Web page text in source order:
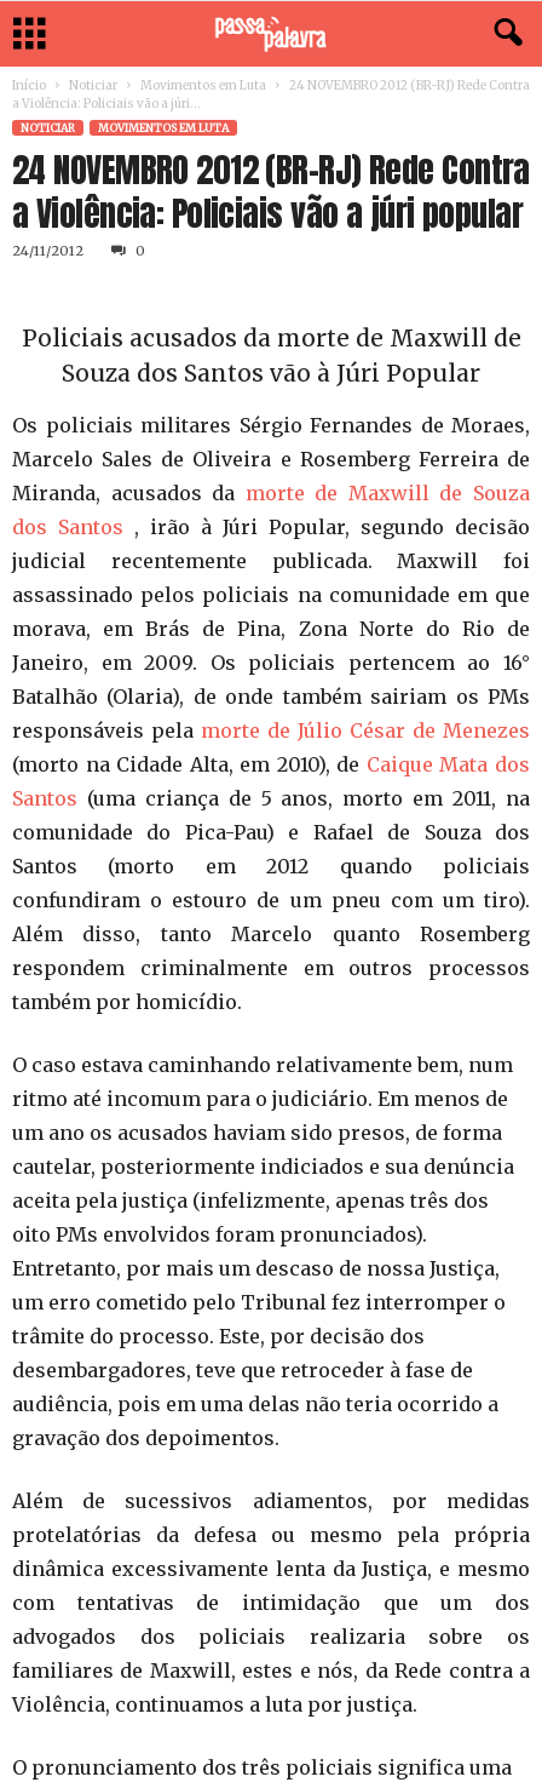
Início Noticiar Movimentos em Luta
24 NOVEMBRO 2012 (BR-RJ) Rede Contra
a Violência: Policiais vão a júri...
NOTICIAR MOVIMENTOS EM LUTA
24 NOVEMBRO 2012 (BR-RJ) Rede Contra
a Violência: Policiais vão a júri popular
24/11/2012 0
Policiais acusados da morte de Maxwill de
Souza dos Santos vão à Júri Popular
Os policiais militares Sérgio Fernandes de Moraes,
Marcelo Sales de Oliveira e Rosemberg Ferreira de
Miranda, acusados da morte de Maxwill de Souza
dos Santos , irão à Júri Popular, segundo decisão
judicial recentemente publicada. Maxwill foi
assassinado pelos policiais na comunidade em que
morava, em Brás de Pina, Zona Norte do Rio de
Janeiro, em 2009. Os policiais pertencem ao 16°
Batalhão (Olaria), de onde também sairiam os PMs
responsáveis pela morte de Júlio César de Menezes
(morto na Cidade Alta, em 2010), de Caique Mata dos
Santos (uma criança de 5 anos, morto em 2011, na
comunidade do Pica-Pau) e Rafael de Souza dos
Santos (morto em 2012 quando policiais
confundiram o estouro de um pneu com um tiro).
Além disso, tanto Marcelo quanto Rosemberg
respondem criminalmente em outros processos
também por homicídio.
O caso estava caminhando relativamente bem, num
ritmo até incomum para o judiciário. Em menos de
um ano os acusados haviam sido presos, de forma
cautelar, posteriormente indiciados e sua denúncia
aceita pela justiça (infelizmente, apenas três dos
oito PMs envolvidos foram pronunciados).
Entretanto, por mais um descaso de nossa Justiça,
um erro cometido pelo Tribunal fez interromper o
trâmite do processo. Este, por decisão dos
desembargadores, teve que retroceder à fase de
audiência, pois em uma delas não teria ocorrido a
gravação dos depoimentos.
Além de sucessivos adiamentos, por medidas
protelatórias da defesa ou mesmo pela própria
dinâmica excessivamente lenta da Justiça, e mesmo
com tentativas de intimidação que um dos
advogados dos policiais realizaria sobre os
familiares de Maxwill, estes e nós, da Rede contra a
Violência, continuamos a luta por justiça.
O pronunciamento dos três policiais significa uma